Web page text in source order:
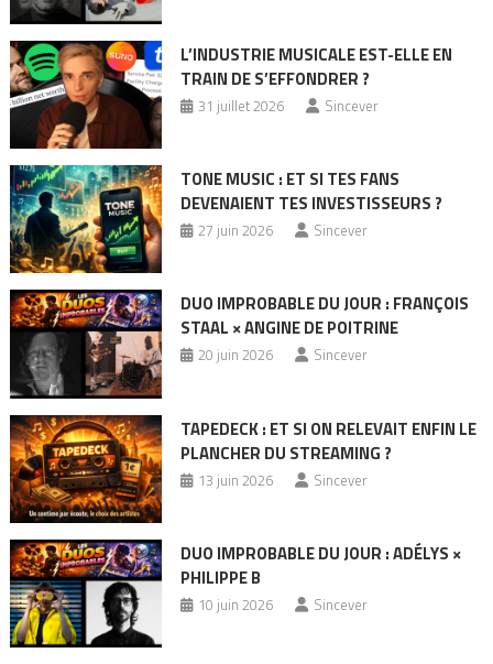
L’INDUSTRIE MUSICALE EST-ELLE EN
TRAIN DE S’EFFONDRER ?
31 juillet 2026 Sincever
TONE MUSIC : ET SI TES FANS
DEVENAIENT TES INVESTISSEURS ?
27 juin 2026 Sincever
DUO IMPROBABLE DU JOUR : FRANÇOIS
STAAL × ANGINE DE POITRINE
20 juin 2026 Sincever
TAPEDECK : ET SI ON RELEVAIT ENFIN LE
PLANCHER DU STREAMING ?
13 juin 2026 Sincever
DUO IMPROBABLE DU JOUR : ADÉLYS ×
PHILIPPE B
10 juin 2026 Sincever